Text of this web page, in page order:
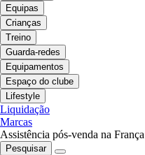
Equipas
Crianças
Treino
Guarda-redes
Equipamentos
Espaço do clube
Lifestyle
Liquidação
Marcas
Assistência pós-venda na França
Pesquisar